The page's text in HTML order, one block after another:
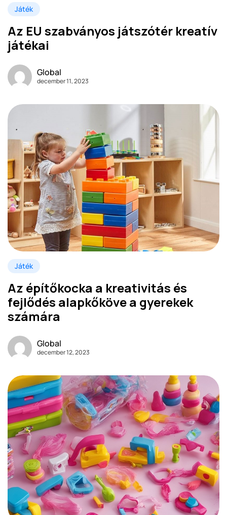
Játék
Az EU szabványos játszótér kreatív
játékai
Global
december 11, 2023
Játék
Az építőkocka a kreativitás és
fejlődés alapkőköve a gyerekek
számára
Global
december 12, 2023